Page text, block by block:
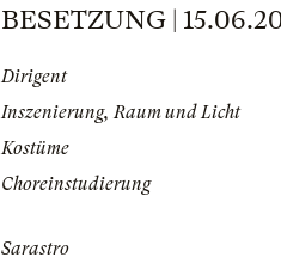
BESETZUNG |
Dirigent
Inszenierung, Raum und Licht
Kostüme
Choreinstudierung
Sarastro